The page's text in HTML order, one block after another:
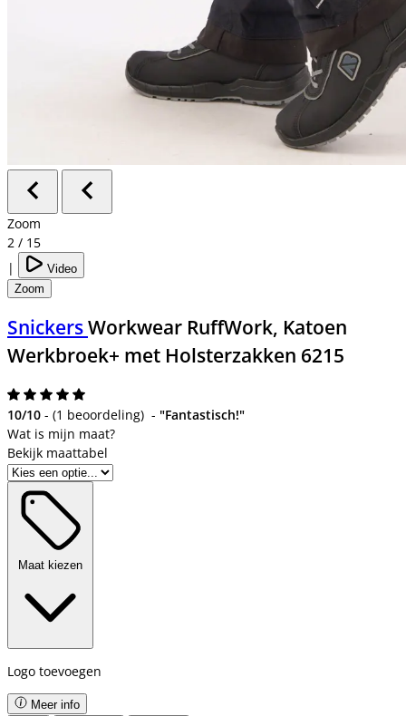
Zoom
2 / 15
|
Video
Zoom
SnickersWorkwear RuffWork, Katoen
Werkbroek+ met Holsterzakken 6215
10/10 - (1 beoordeling) - "Fantastisch!"
Bekijk maattabel
Maat kiezen
Logo toevoegen
Meer info